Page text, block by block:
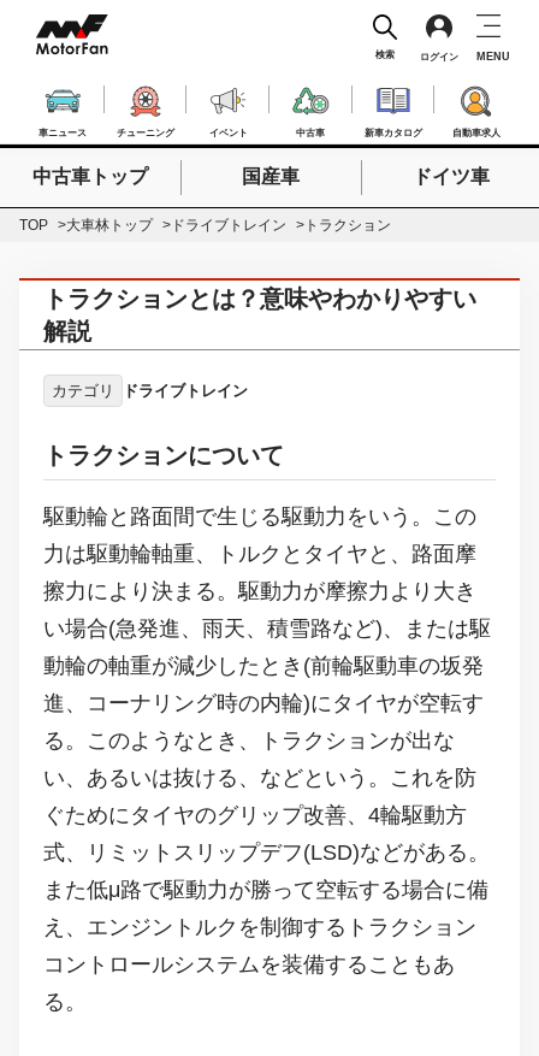
車ニュース チューニング イベント 中古車 新車カタログ 自動車求人
検索 ログイン MENU
検索したいキーワードを入力
中古車トップ 国産車 ドイツ車
TOP 大車林トップ ドライブトレイン トラクション
トラクションとは？意味やわかりやすい
解説
カテゴリ ドライブトレイン
トラクションについて
駆動輪と路面間で生じる駆動力をいう。この
力は駆動輪軸重、トルクとタイヤと、路面摩
擦力により決まる。駆動力が摩擦力より大き
い場合(急発進、雨天、積雪路など)、または駆
動輪の軸重が減少したとき(前輪駆動車の坂発
進、コーナリング時の内輪)にタイヤが空転す
る。このようなとき、トラクションが出な
い、あるいは抜ける、などという。これを防
ぐためにタイヤのグリップ改善、4輪駆動方
式、リミットスリップデフ(LSD)などがある。
また低μ路で駆動力が勝って空転する場合に備
え、エンジントルクを制御するトラクション
コントロールシステムを装備することもあ
る。